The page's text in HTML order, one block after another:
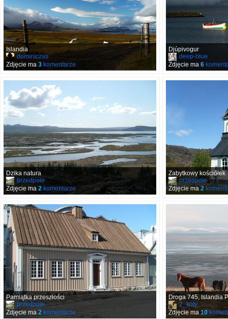
Islandia
dominiczas
Zdjęcie ma 3 komentarze
Djúpivogur
deep-blue
Zdjęcie ma 6
Dzika natura
przedpole
Zdjęcie ma 2 komentarze
Zabytkowy kościółek
przedpole
Zdjęcie ma 2
Pamiątka przeszłości
przedpole
Zdjęcie ma 2 komentarze
Droga 745, Islandia
2_koty
Zdjęcie ma10